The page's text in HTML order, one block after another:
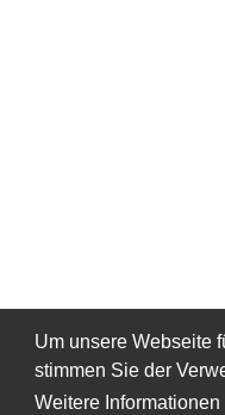
Um unsere Webseite
stimmen Sie der
Weitere